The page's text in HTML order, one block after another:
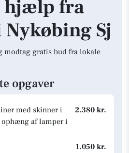
hjælp fra
Sj
modtag gratis bud fra lokale
opgaver
med skinner i
af lamper i
2.380 kr.
1.050 kr.